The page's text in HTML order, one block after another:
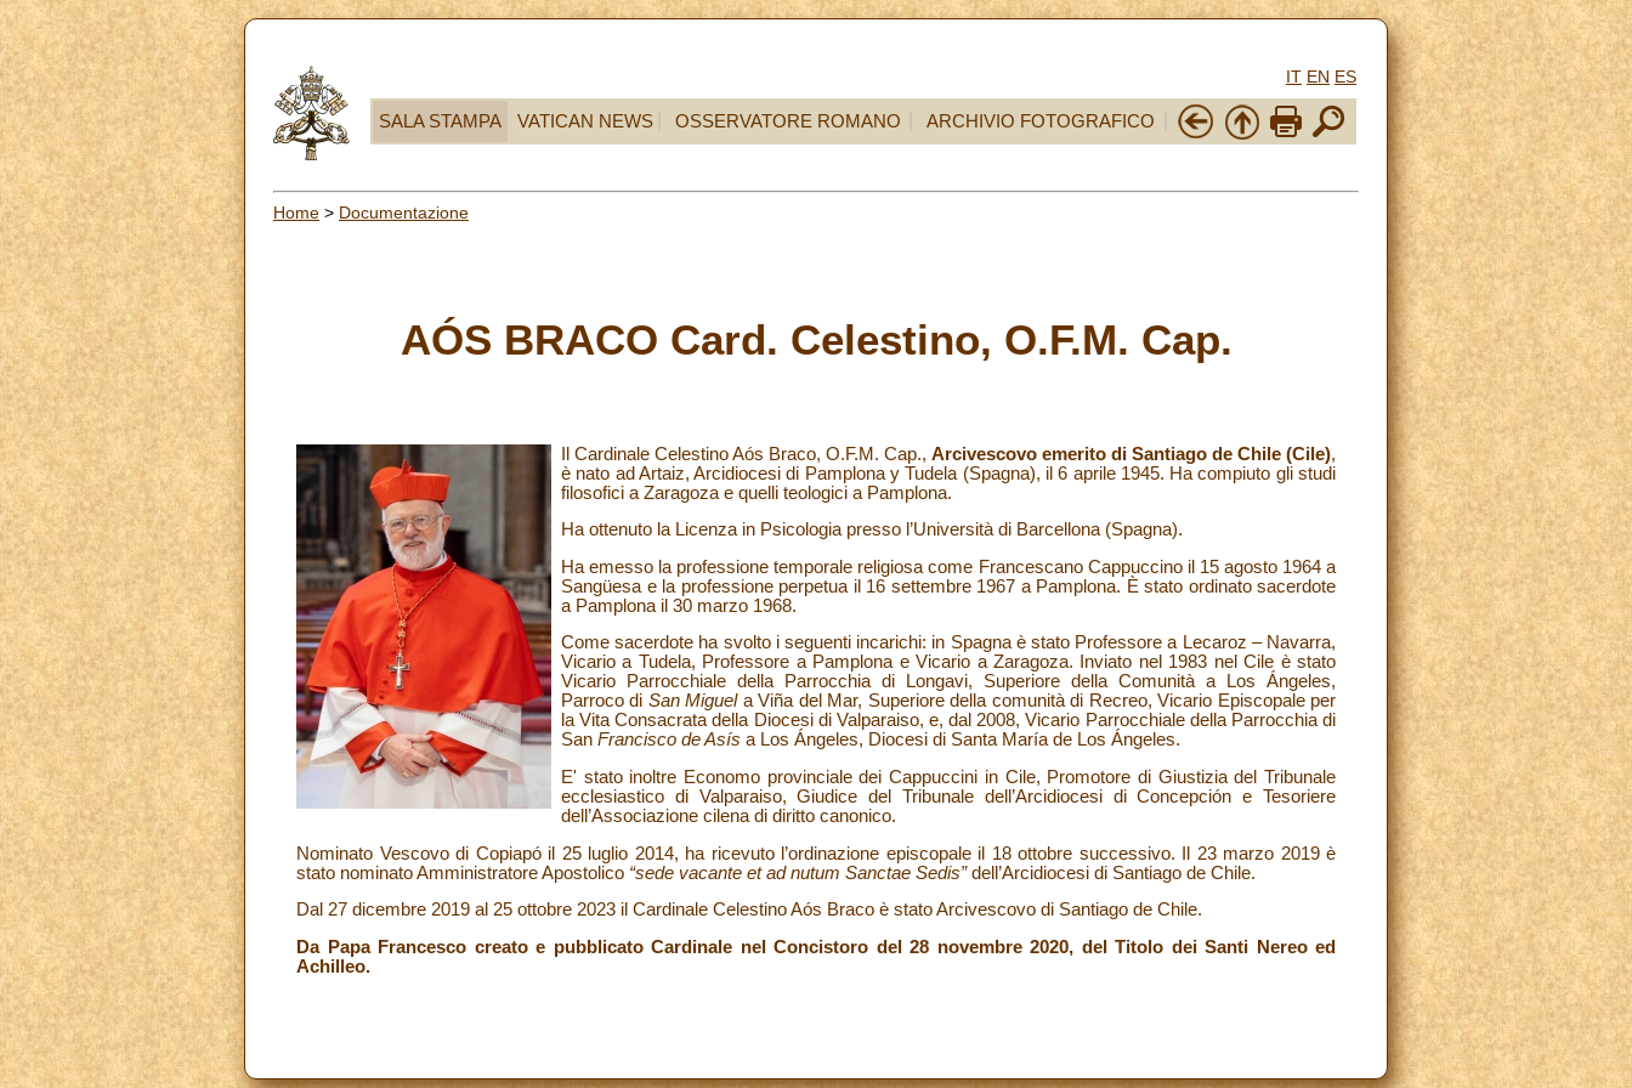
IT EN ES
SALA STAMPA VATICAN NEWS OSSERVATORE ROMANO ARCHIVIO FOTOGRAFICO
Home > Documentazione
AÓS BRACO Card. Celestino, O.F.M. Cap.
Il Cardinale Celestino Aós Braco, O.F.M. Cap., Arcivescovo emerito di Santiago de Chile (Cile),
è nato ad Artaiz, Arcidiocesi di Pamplona y Tudela (Spagna), il 6 aprile 1945. Ha compiuto gli studi
filosofici a Zaragoza e quelli teologici a Pamplona.
Ha ottenuto la Licenza in Psicologia presso l’Università di Barcellona (Spagna).
Ha emesso la professione temporale religiosa come Francescano Cappuccino il 15 agosto 1964 a
Sangüesa e la professione perpetua il 16 settembre 1967 a Pamplona. È stato ordinato sacerdote
a Pamplona il 30 marzo 1968.
Come sacerdote ha svolto i seguenti incarichi: in Spagna è stato Professore a Lecaroz – Navarra,
Vicario a Tudela, Professore a Pamplona e Vicario a Zaragoza. Inviato nel 1983 nel Cile è stato
Vicario Parrocchiale della Parrocchia di Longavi, Superiore della Comunità a Los Ángeles,
Parroco di San Miguela Viña del Mar, Superiore della comunità di Recreo, Vicario Episcopale per
la Vita Consacrata della Diocesi di Valparaiso, e, dal 2008, Vicario Parrocchiale della Parrocchia di
San Francisco de Asís a Los Ángeles, Diocesi di Santa María de Los Ángeles.
E' stato inoltre Economo provinciale dei Cappuccini in Cile, Promotore di Giustizia del Tribunale
ecclesiastico di Valparaiso, Giudice del Tribunale dell’Arcidiocesi di Concepción e Tesoriere
dell’Associazione cilena di diritto canonico.
Nominato Vescovo di Copiapó il 25 luglio 2014, ha ricevuto l’ordinazione episcopale il 18 ottobre successivo. Il 23 marzo 2019 è
stato nominato Amministratore Apostolico “sede vacante et ad nutum Sanctae Sedis”dell’Arcidiocesi di Santiago de Chile.
Dal 27 dicembre 2019 al 25 ottobre 2023 il Cardinale Celestino Aós Braco è stato Arcivescovo di Santiago de Chile.
Da Papa Francesco creato e pubblicato Cardinale nel Concistoro del 28 novembre 2020, del Titolo dei Santi Nereo ed
Achilleo.